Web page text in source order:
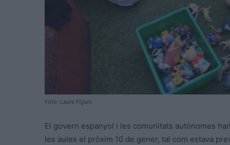
Foto: Laura Fíguls
El govern espanyol i les comunitats autònomes
les aules el pròxim 10 de gener, tal com estava